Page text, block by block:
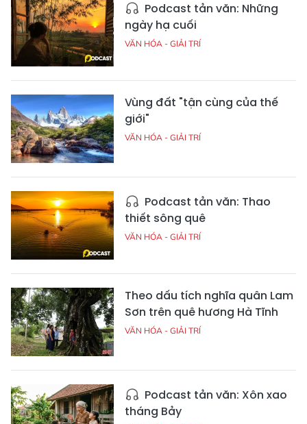
Podcast tản văn: Những
ngày hạ cuối
VĂN HÓA - GIẢI TRÍ
Vùng đất "tận cùng của thế
giới"
VĂN HÓA - GIẢI TRÍ
Podcast tản văn: Thao
thiết sông quê
VĂN HÓA - GIẢI TRÍ
Theo dấu tích nghĩa quân Lam
Sơn trên quê hương Hà Tĩnh
VĂN HÓA - GIẢI TRÍ
Podcast tản văn: Xôn xao
tháng Bảy